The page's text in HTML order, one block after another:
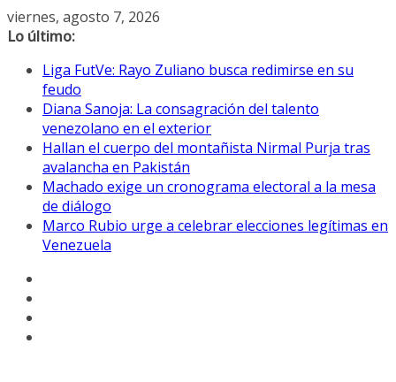
Saltar
al
viernes, agosto 7, 2026
Lo último:
Liga FutVe: Rayo Zuliano busca redimirse en su
feudo
Diana Sanoja: La consagración del talento
venezolano en el exterior
Hallan el cuerpo del montañista Nirmal Purja tras
avalancha en Pakistán
Machado exige un cronograma electoral a la mesa
de diálogo
Marco Rubio urge a celebrar elecciones legítimas en
Venezuela